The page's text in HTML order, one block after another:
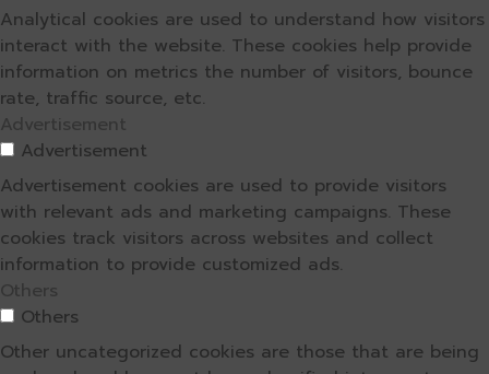
Analytical cookies are used to understand how visitors
interact with the website. These cookies help provide
information on metrics the number of visitors, bounce
rate, traffic source, etc.
Advertisement
Advertisement
Advertisement cookies are used to provide visitors
with relevant ads and marketing campaigns. These
cookies track visitors across websites and collect
information to provide customized ads.
Others
Others
Other uncategorized cookies are those that are being